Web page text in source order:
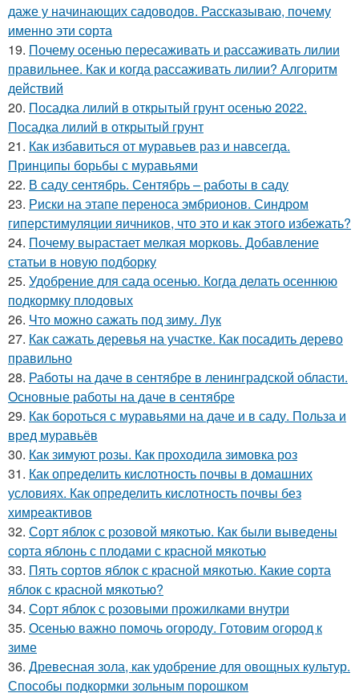
даже у начинающих садоводов. Рассказываю, почему
именно эти сорта
19. Почему осенью пересаживать и рассаживать лилии
правильнее. Как и когда рассаживать лилии? Алгоритм
действий
20. Посадка лилий в открытый грунт осенью 2022.
Посадка лилий в открытый грунт
21. Как избавиться от муравьев раз и навсегда.
Принципы борьбы с муравьями
22. В саду сентябрь. Сентябрь – работы в саду
23. Риски на этапе переноса эмбрионов. Синдром
гиперстимуляции яичников, что это и как этого избежать?
24. Почему вырастает мелкая морковь. Добавление
статьи в новую подборку
25. Удобрение для сада осенью. Когда делать осеннюю
подкормку плодовых
26. Что можно сажать под зиму. Лук
27. Как сажать деревья на участке. Как посадить дерево
правильно
28. Работы на даче в сентябре в ленинградской области.
Основные работы на даче в сентябре
29. Как бороться с муравьями на даче и в саду. Польза и
вред муравьёв
30. Как зимуют розы. Как проходила зимовка роз
31. Как определить кислотность почвы в домашних
условиях. Как определить кислотность почвы без
химреактивов
32. Сорт яблок с розовой мякотью. Как были выведены
сорта яблонь с плодами с красной мякотью
33. Пять сортов яблок с красной мякотью. Какие сорта
яблок с красной мякотью?
34. Сорт яблок с розовыми прожилками внутри
35. Осенью важно помочь огороду. Готовим огород к
зиме
36. Древесная зола, как удобрение для овощных культур.
Способы подкормки зольным порошком